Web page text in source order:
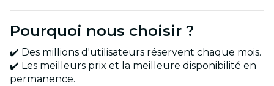
Pourquoi nous choisir ?
✔️ Des millions d'utilisateurs réservent chaque mois.
✔️ Les meilleurs prix et la meilleure disponibilité en
permanence.